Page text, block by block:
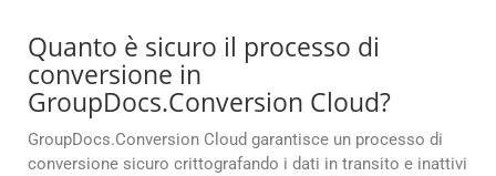
Quanto è sicuro il processo di
conversione in
GroupDocs.Conversion Cloud?
GroupDocs.Conversion Cloud garantisce un processo di
conversione sicuro crittografando i dati in transito e inattivi